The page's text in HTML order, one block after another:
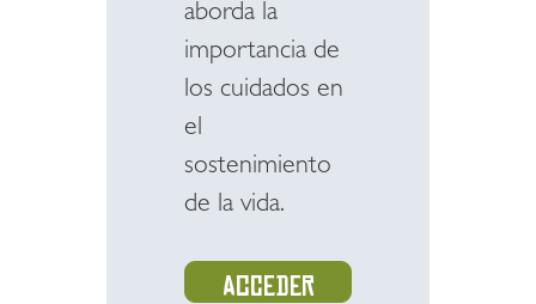
aborda la
importancia de
los cuidados en
el
sostenimiento
de la vida.
Acceder